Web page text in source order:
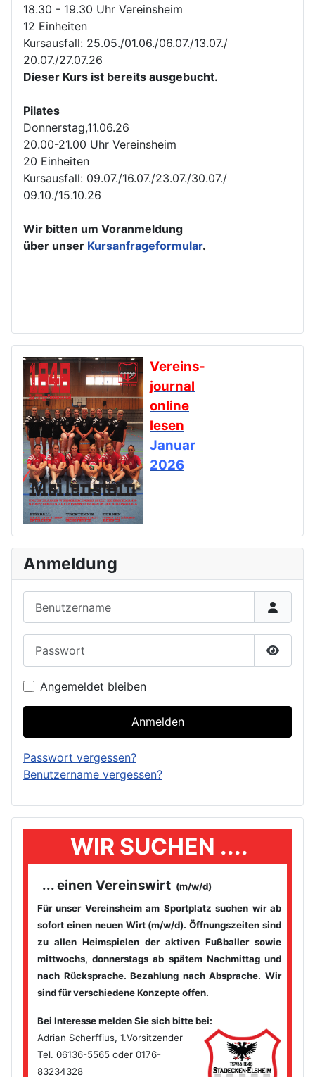
18.30 - 19.30 Uhr Vereinsheim
12 Einheiten
Kursausfall: 25.05./01.06./06.07./13.07./
20.07./27.07.26
Dieser Kurs ist bereits ausgebucht.
Pilates
Donnerstag,11.06.26
20.00-21.00 Uhr Vereinsheim
20 Einheiten
Kursausfall: 09.07./16.07./23.07./30.07./
09.10./15.10.26
Wir bitten um Voranmeldung
über unser Kursanfrageformular.
Vereins-
journal
online
lesen
Januar
2026
Anmeldung
Angemeldet bleiben
Anmelden
Passwort vergessen?
Benutzername vergessen?
WIR SUCHEN ....
... einen Vereinswirt (m/w/d)
Für unser Vereinsheim am Sportplatz suchen wir ab
sofort einen neuen Wirt (m/w/d). Öffnungszeiten sind
zu allen Heimspielen der aktiven Fußballer sowie
mittwochs, donnerstags ab spätem Nachmittag und
nach Rücksprache. Bezahlung nach Absprache. Wir
sind für verschiedene Konzepte offen.
Bei Interesse melden Sie sich bitte bei:
Adrian Scherffius, 1.Vorsitzender
Tel. 06136-5565 oder 0176-
83234328